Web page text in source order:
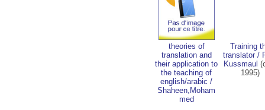
theories of
translation and
their application to
the teaching of
english/arabic /
Shaheen,Moham
med
Training
translator /
Kussmaul
1995)